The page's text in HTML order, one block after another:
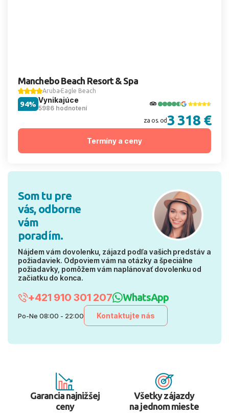
Manchebo Beach Resort & Spa
Aruba Eagle Beach
Vynikajúce
5986 hodnotení
94%
za os. od 3 318 €
Termíny a ceny
Som tu pre
vás, odborne
vám
poradím.
Nájdem vám dovolenku, zájazd podľa vašich predstáv a
požiadaviek. Odpoviem vám na otázky a špeciálne
požiadavky, pomôžem vám naplánovať dovolenku od
začiatku do konca.
+421 910 301 207 WhatsApp
Po-Ne 08:00 - 22:00 Kontaktujte nás
Garancia najnižšej
ceny
Všetky zájazdy
na jednom mieste